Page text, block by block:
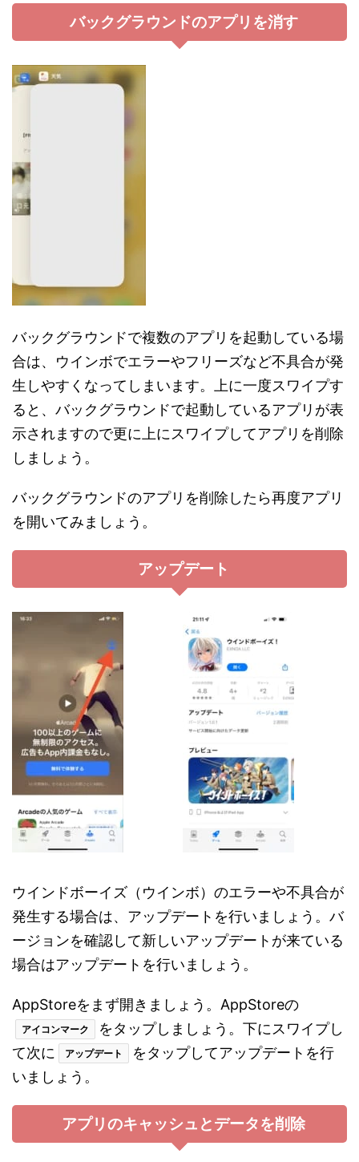
バックグラウンドのアプリを消す
バックグラウンドで複数のアプリを起動している場
合は、ウインボでエラーやフリーズなど不具合が発
生しやすくなってしまいます。上に一度スワイプす
ると、バックグラウンドで起動しているアプリが表
示されますので更に上にスワイプしてアプリを削除
しましょう。
バックグラウンドのアプリを削除したら再度アプリ
を開いてみましょう。
アップデート
ウインドボーイズ（ウインボ）のエラーや不具合が
発生する場合は、アップデートを行いましょう。バ
ージョンを確認して新しいアップデートが来ている
場合はアップデートを行いましょう。
AppStoreをまず開きましょう。AppStoreの
アイコンマーク
をタップしましょう。下にスワイプし
て次に
アップデート
をタップしてアップデートを行
いましょう。
アプリのキャッシュとデータを削除